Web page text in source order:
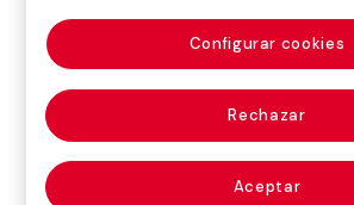
Sistema que une las parte pectorales
silla de niños para evitar que el
el arnés durante la marcha.
Rechazar
Aceptar
Configurar cookies